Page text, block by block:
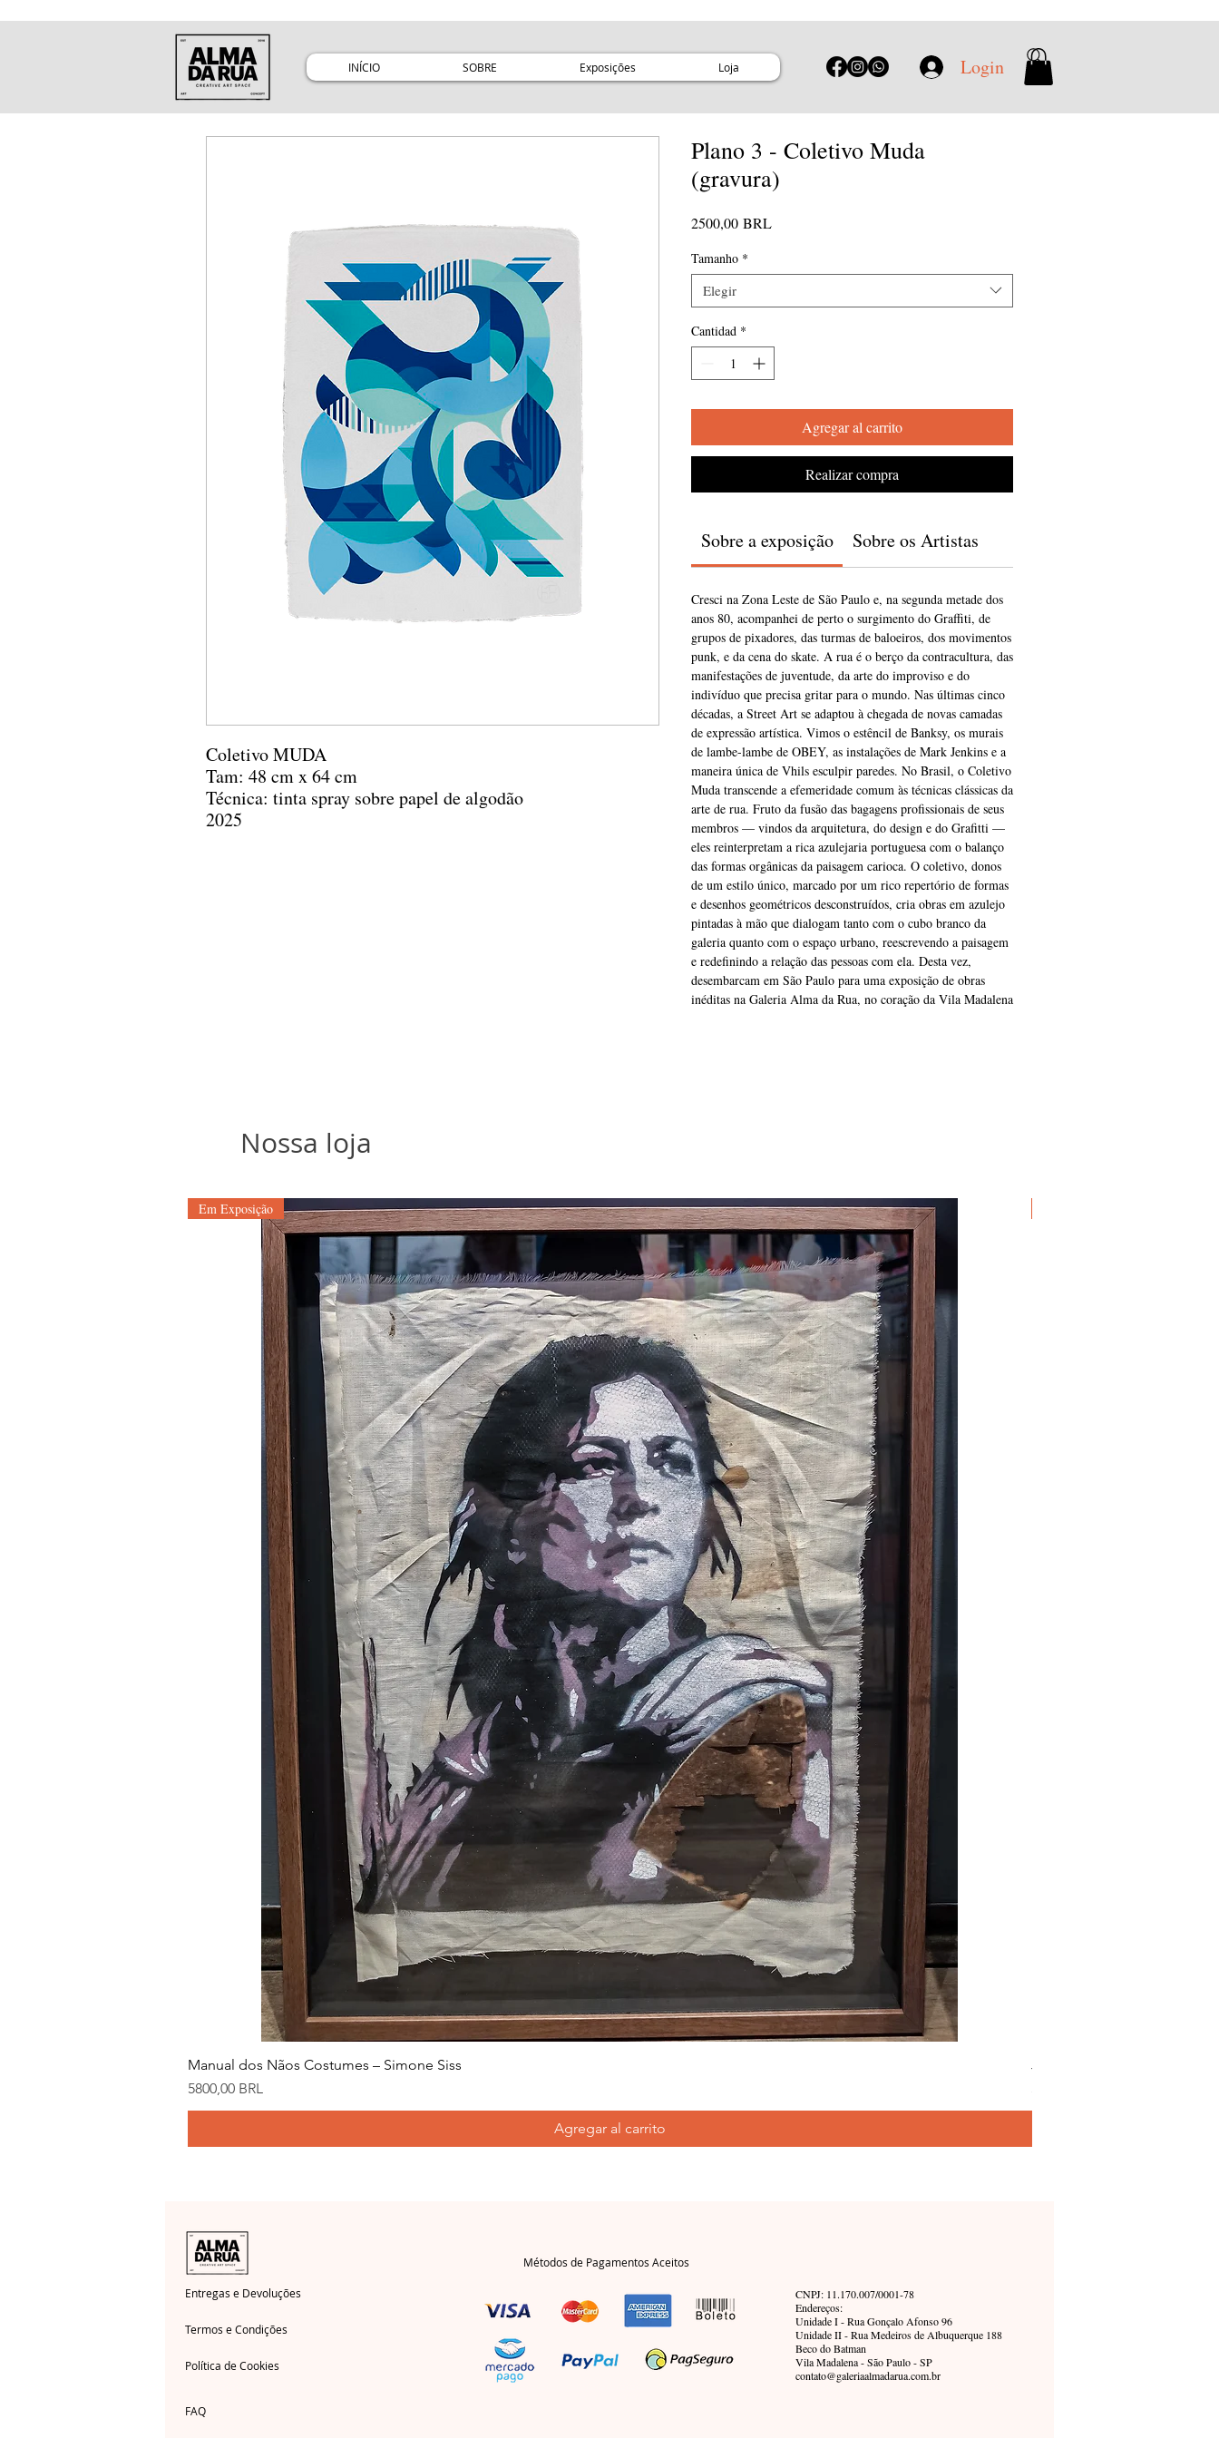
INÍCIO SOBRE Exposições Loja Login
Coletivo MUDA
Tam: 48 cm x 64 cm
Técnica: tinta spray sobre papel de algodão
2025
Plano 3 - Coletivo Muda
(gravura)
2500,00 BRLPrecio
Tamanho *
Elegir
Cantidad *
Agregar al carrito
Realizar compra
Sobre a exposição Sobre os Artistas
Cresci na Zona Leste de São Paulo e, na segunda metade dos
anos 80, acompanhei de perto o surgimento do Graffiti, de
grupos de pixadores, das turmas de baloeiros, dos movimentos
punk, e da cena do skate. A rua é o berço da contracultura, das
manifestações de juventude, da arte do improviso e do
indivíduo que precisa gritar para o mundo. Nas últimas cinco
décadas, a Street Art se adaptou à chegada de novas camadas
de expressão artística. Vimos o estêncil de Banksy, os murais
de lambe-lambe de OBEY, as instalações de Mark Jenkins e a
maneira única de Vhils esculpir paredes. No Brasil, o Coletivo
Muda transcende a efemeridade comum às técnicas clássicas da
arte de rua. Fruto da fusão das bagagens profissionais de seus
membros — vindos da arquitetura, do design e do Grafitti —
eles reinterpretam a rica azulejaria portuguesa com o balanço
das formas orgânicas da paisagem carioca. O coletivo, donos
de um estilo único, marcado por um rico repertório de formas
e desenhos geométricos desconstruídos, cria obras em azulejo
pintadas à mão que dialogam tanto com o cubo branco da
galeria quanto com o espaço urbano, reescrevendo a paisagem
e redefinindo a relação das pessoas com ela. Desta vez,
desembarcam em São Paulo para uma exposição de obras
inéditas na Galeria Alma da Rua, no coração da Vila Madalena
Nossa loja
Em Exposição
Manual dos Nãos Costumes – Simone Siss
Precio
5800,00 BRL
Agregar al carrito
Joana d. – Simone Siss
Entregas e Devoluções
Termos e Condições
Política de Cookies
Métodos de Pagamentos Aceitos
CNPJ: 11.170.007/0001-78
Endereços:
Unidade I - Rua Gonçalo Afonso 96
Unidade II - Rua Medeiros de Albuquerque 188
Beco do Batman
Vila Madalena - São Paulo - SP
contato@galeriaalmadarua.com.br
FAQ